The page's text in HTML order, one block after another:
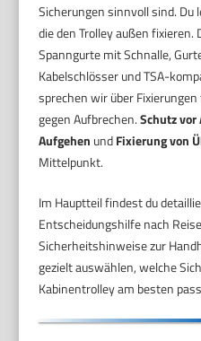
Sicherungen sinnvoll sind.
die den Trolley außen
Spanngurte mit Schnalle,
Kabelschlösser und TSA-
sprechen wir über
gegen Aufbrechen.Schutz vor
Aufgehen undFixierung von
Mittelpunkt.
Im Hauptteil findest du
Entscheidungshilfe nach
Sicherheitshinweise zur
gezielt auswählen, welche
Kabinentrolley am besten